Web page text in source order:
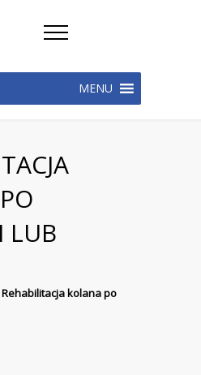
MENU
LUB
Rehabilitacja kolana po